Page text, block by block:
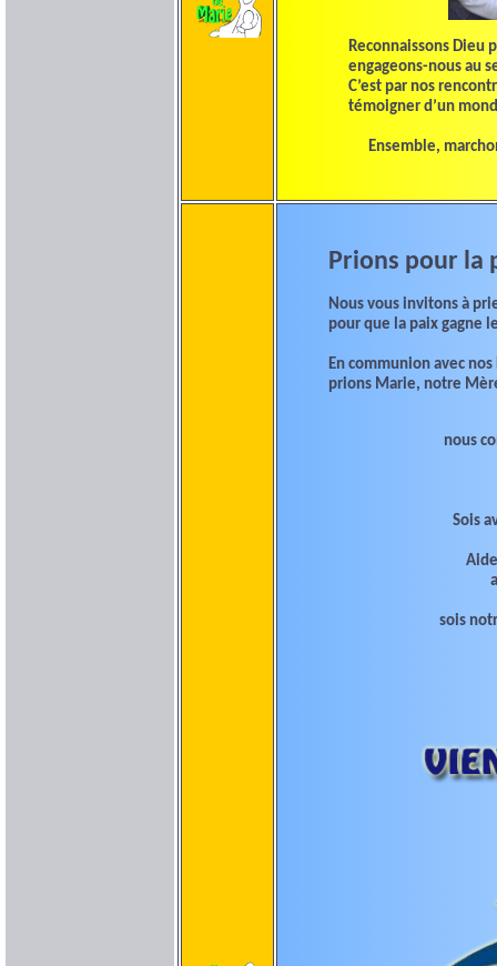
Reconnaissons Dieu
engageons-nous au
C’est par nos
témoigner d’un
Ensemble, marchons
Prions pour la
Nous vous invitons à
pour que la paix gagne
En communion avec
prions Marie, notre
nous
Sois
sois